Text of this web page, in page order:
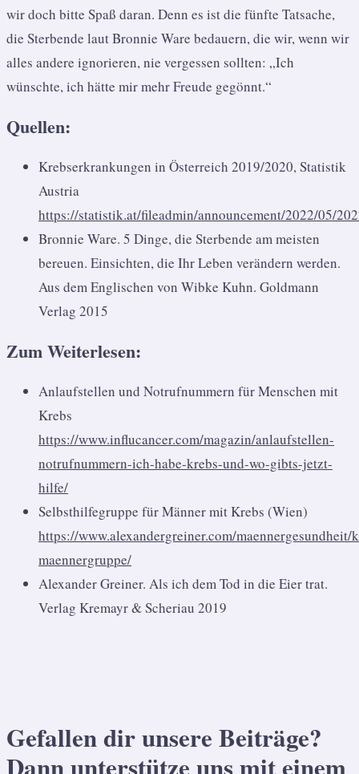
wir doch bitte Spaß daran. Denn es ist die fünfte Tatsache,
die Sterbende laut Bronnie Ware bedauern, die wir, wenn wir
alles andere ignorieren, nie vergessen sollten: „Ich
wünschte, ich hätte mir mehr Freude gegönnt.“
Quellen:
Krebserkrankungen in Österreich 2019/2020, Statistik
Austria
https://statistik.at/fileadmin/announcement/2022/05/
Bronnie Ware. 5 Dinge, die Sterbende am meisten
bereuen. Einsichten, die Ihr Leben verändern werden.
Aus dem Englischen von Wibke Kuhn. Goldmann
Verlag 2015
Zum Weiterlesen:
Anlaufstellen und Notrufnummern für Menschen mit
Krebs
https://www.influcancer.com/magazin/anlaufstellen-
notrufnummern-ich-habe-krebs-und-wo-gibts-jetzt-
hilfe/
Selbsthilfegruppe für Männer mit Krebs (Wien)
https://www.alexandergreiner.com/maennergesundheit/
maennergruppe/
Alexander Greiner. Als ich dem Tod in die Eier trat.
Verlag Kremayr & Scheriau 2019
Gefallen dir unsere Beiträge?
Dann unterstütze uns mit einem